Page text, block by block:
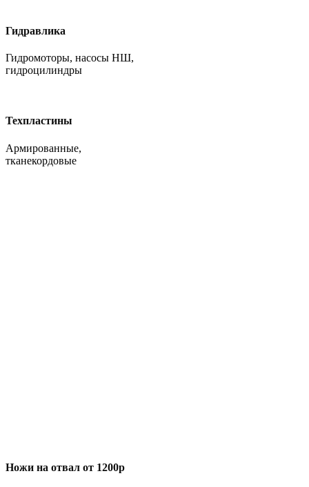
Гидравлика
Гидромоторы, насосы НШ,
гидроцилиндры
Техпластины
Армированные,
тканекордовые
Ножи на отвал от 1200р